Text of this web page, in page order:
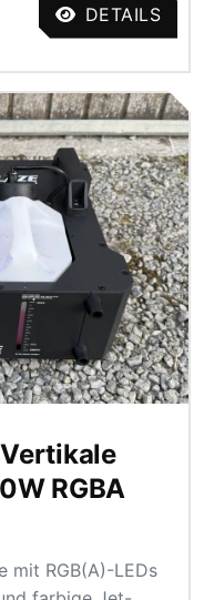
DETAILS
RGBA
mit RGB(A)-LEDs